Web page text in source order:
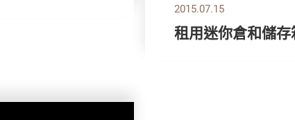
2015.07.15
租用迷你倉和儲